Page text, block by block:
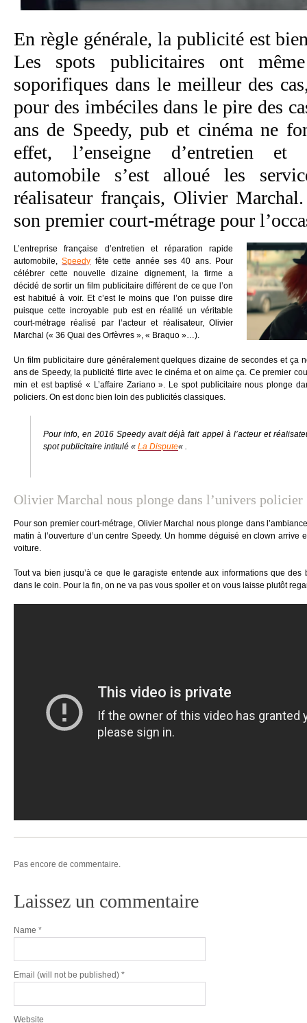
En règle générale, la publicité est
Les spots publicitaires ont
soporifiques dans le meilleur des
pour des imbéciles dans le pire des
ans de Speedy, pub et cinéma ne
effet, l’enseigne d’entretien et
automobile s’est alloué les
réalisateur français, Olivier
son premier court-métrage pour
L’entreprise française d’entretien et réparation rapide
automobile,Speedy fête cette année ses 40 ans. Pour
célébrer cette nouvelle dizaine dignement, la firme a
décidé de sortir un film publicitaire différent de ce que l’on
est habitué à voir. Et c’est le moins que l’on puisse dire
puisque cette incroyable pub est en réalité un véritable
court-métrage réalisé par l’acteur et réalisateur, Olivier
Marchal (« 36 Quai des Orfèvres », « Braquo »…).
Un film publicitaire dure généralement quelques dizaine de secondes et ça
ans de Speedy, la publicité flirte avec le cinéma et on aime ça. Ce premier
min et est baptisé « L’affaire Zariano ». Le spot publicitaire nous plonge
policiers. On est donc bien loin des publicités classiques.
Pour info, en 2016 Speedy avait déjà fait appel à l’acteur et
spot publicitaire intitulé « La Dispute« .
Olivier Marchal nous plonge dans l’univers policier
Pour son premier court-métrage, Olivier Marchal nous plonge dans
matin à l’ouverture d’un centre Speedy. Un homme déguisé en clown arrive
voiture.
Tout va bien jusqu’à ce que le garagiste entende aux informations que des
dans le coin. Pour la fin, on ne va pas vous spoiler et on vous laisse plutôt
Pas encore de commentaire.
Laissez un commentaire
Name *
Email (will not be published) *
Website